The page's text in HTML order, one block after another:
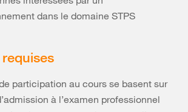
dans le domaine STPS
participation au cours se basent sur
à l’examen professionnel